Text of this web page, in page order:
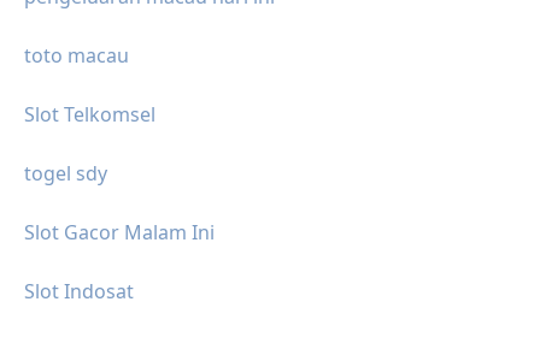
toto macau
Slot Telkomsel
togel sdy
Slot Gacor Malam Ini
Slot Indosat